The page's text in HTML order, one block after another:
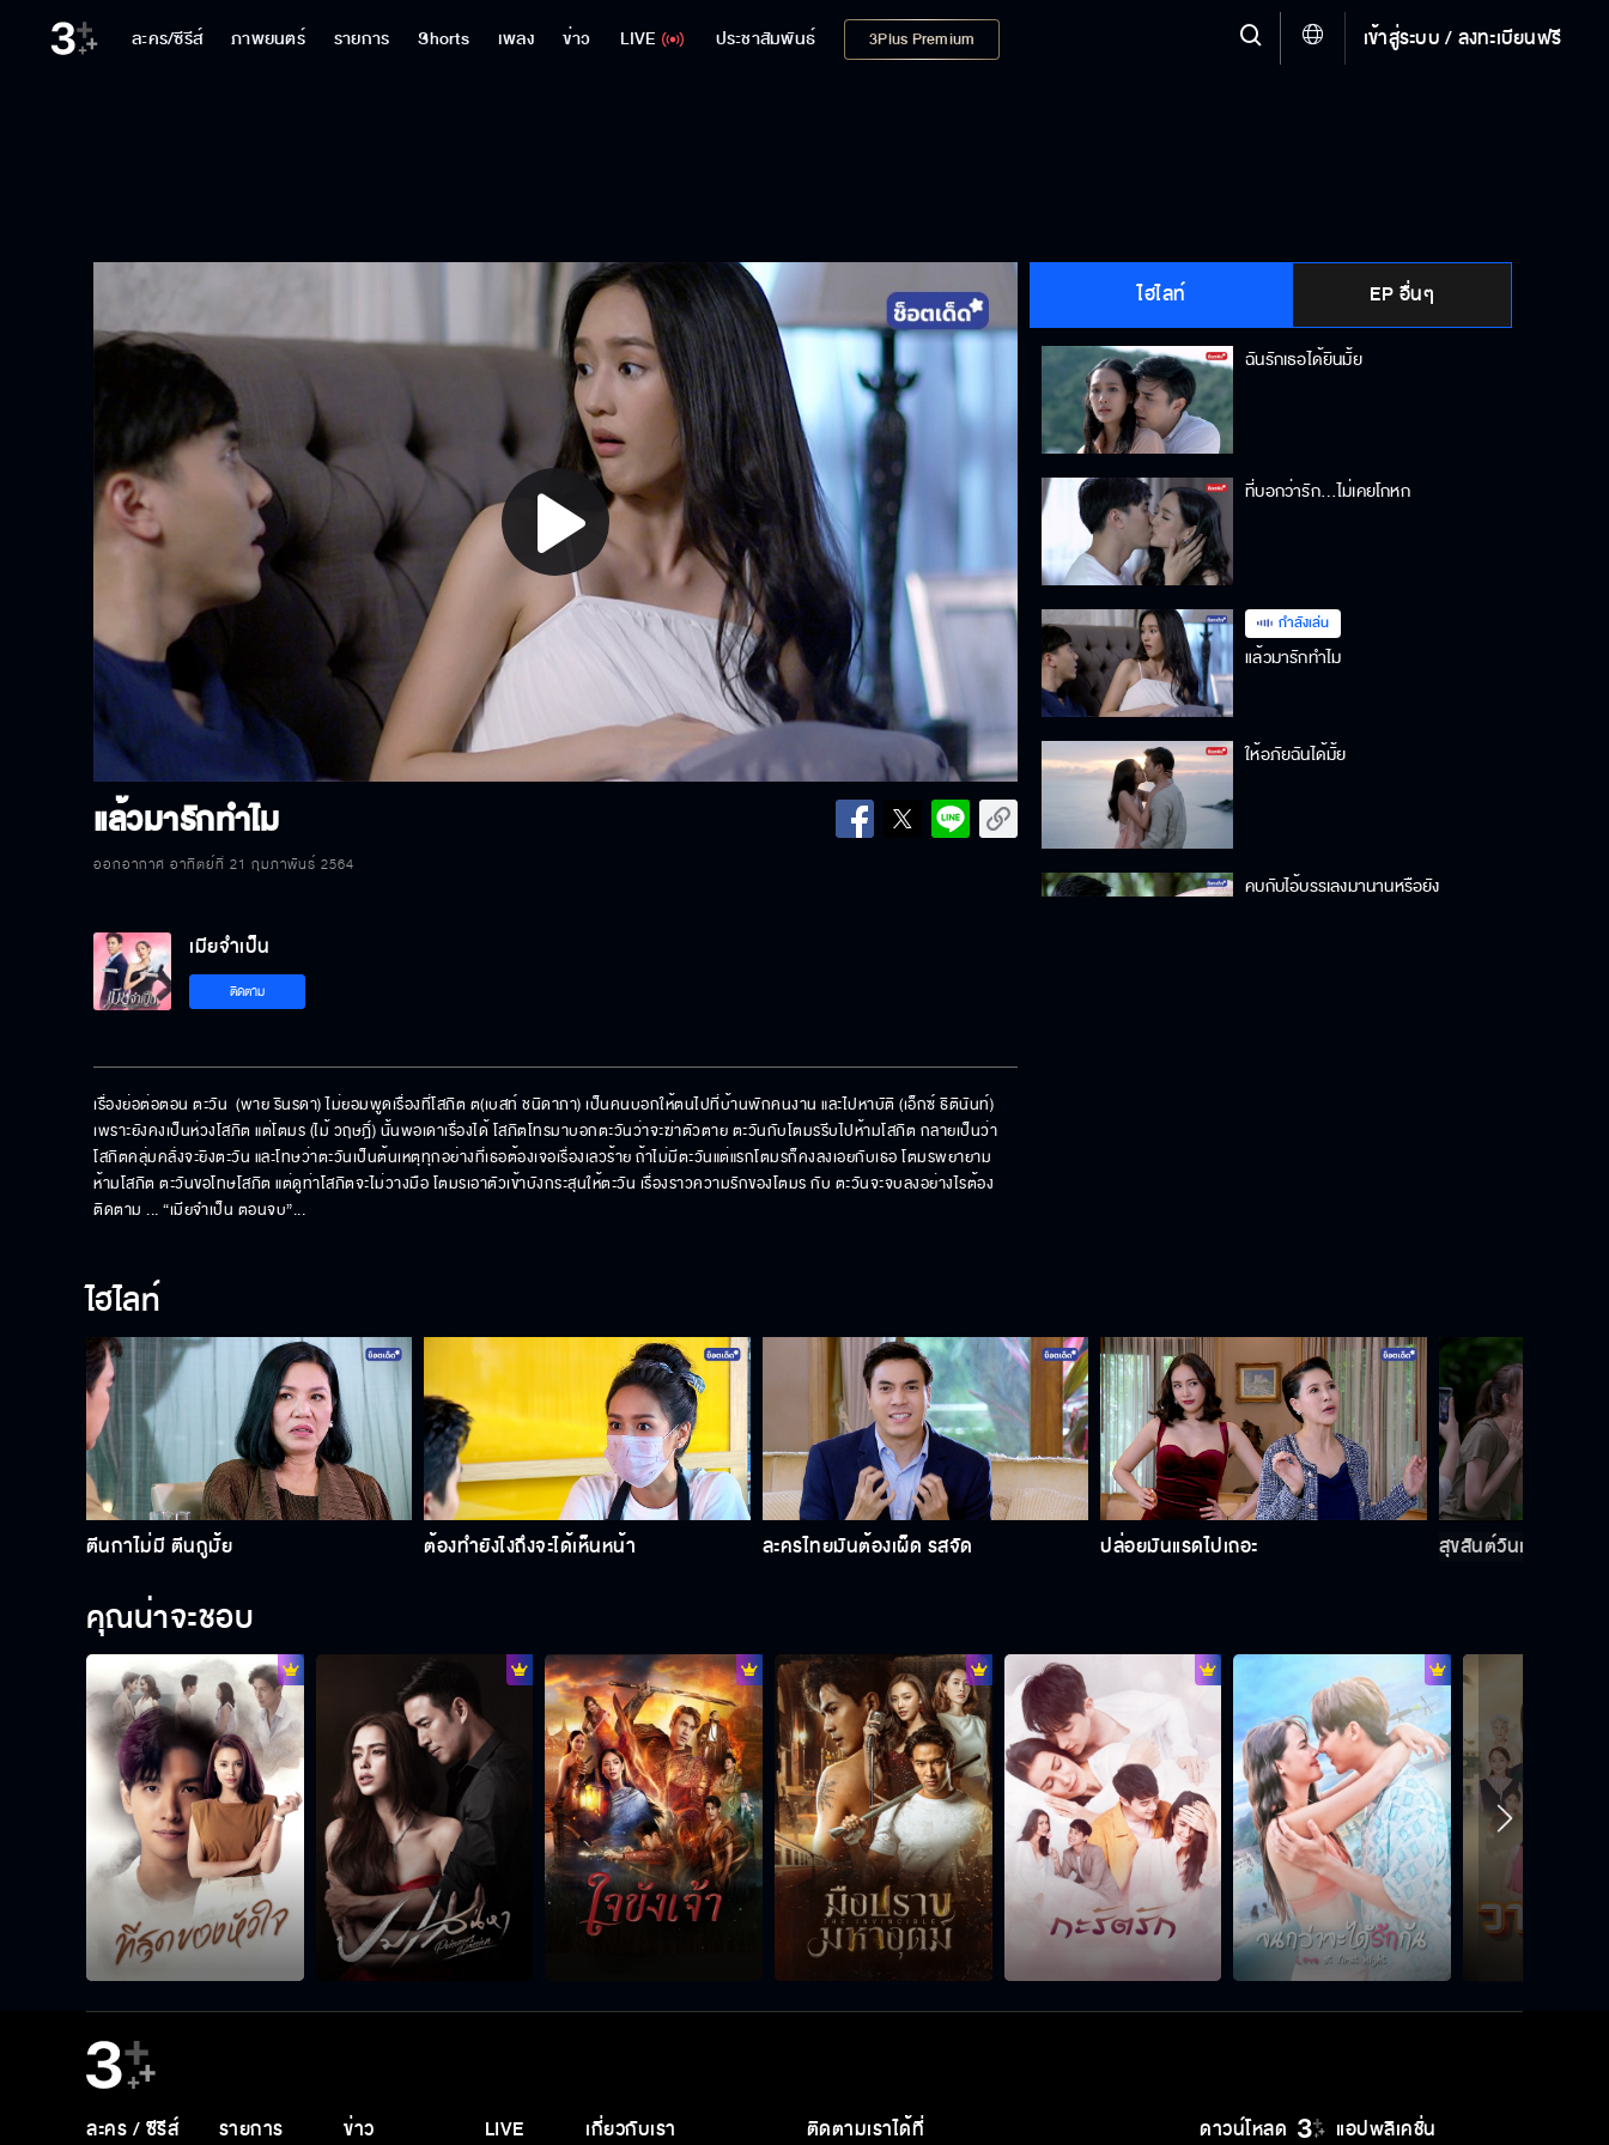
ละคร/ซีรีส์ ภาพยนตร์ รายการ Shorts เพลง ข่าว LIVE ประชาสัมพันธ์ 3Plus Premium เข้าสู่ระบบ / ลงทะเบียนฟรี
Play
Video
แล้วมารักทำไม
ออกอากาศ อาทิตย์ที่ 21 กุมภาพันธ์ 2564
ไฮไลท์ EP อื่นๆ
ฉันรักเธอได้ยินมั้ย
ที่บอกว่ารัก…ไม่เคยโกหก
กำลังเล่น
แล้วมารักทำไม
ให้อภัยฉันได้มั้ย
คบกับไอ้บรรเลงมานานหรือยัง
คนอย่างคุณ...ทั้งโง่และหูเบา
ฉันห่วงลูกหรอกนะ...ไม่ได้ห่วงเธอ
สู้ต่อไปก็ไม่มีวันชนะ
ไหนบอกพ่อซิว่าอยากชื่ออะไร
เล่ามาให้หมดเลยนะ
เมียจำเป็น
ติดตาม
เรื่องย่อต่อตอน ตะวัน  (พาย รินรดา) ไม่ยอมพูดเรื่องที่โสภิต ต(เบสท์ ชนิดาภา) เป็นคนบอกให้ตนไปที่บ้านพักคนงาน และไปหาบัติ (เอ็กซ์ ธิตินันท์)
เพราะยังคงเป็นห่วงโสภิต แต่โตมร (ไม้ วฤษฎิ์) นั้นพอเดาเรื่องได้ โสภิตโทรมาบอกตะวันว่าจะฆ่าตัวตาย ตะวันกับโตมรรีบไปห้ามโสภิต กลายเป็นว่า
โสภิตคลุ่มคลั่งจะยิงตะวัน และโทษว่าตะวันเป็นต้นเหตุทุกอย่างที่เธอต้องเจอเรื่องเลวร้าย ถ้าไม่มีตะวันแต่แรกโตมรก็คงลงเอยกับเธอ โตมรพยายาม
ห้ามโสภิต ตะวันขอโทษโสภิต แต่ดูท่าโสภิตจะไม่วางมือ โตมรเอาตัวเข้าบังกระสุนให้ตะวัน เรื่องราวความรักของโตมร กับ ตะวันจะจบลงอย่างไรต้อง
ติดตาม ... “เมียจำเป็น ตอนจบ”...
ไฮไลท์
ตีนกาไม่มี ตีนกูมั้ย ต้องทำยังไงถึงจะได้เห็นหน้า ละครไทยมันต้องเผ็ด รสจัด ปล่อยมันแรดไปเถอะ สุขสันต์วันเกิดนะจิ๋ว
คุณน่าจะชอบ
ดาวน์โหลด แอปพลิเคชั่น
ละคร / ซีรีส์ รายการ ข่าว LIVE เกี่ยวกับเรา ติดตามเราได้ที่